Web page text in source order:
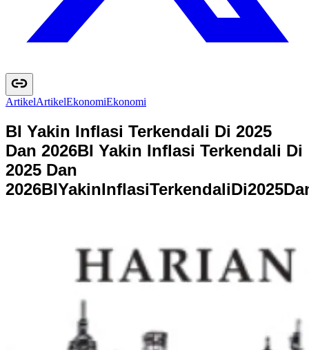
ArtikelArtikelEkonomiEkonomi
BI Yakin Inflasi Terkendali Di 2025
Dan 2026BI Yakin Inflasi Terkendali Di
2025 Dan
2026BIYakinInflasiTerkendaliDi2025Da